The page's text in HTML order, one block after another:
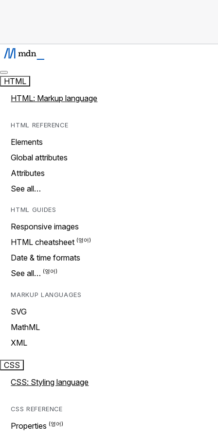
HTML
HTML: Markup language
HTML REFERENCE
Elements
Global attributes
Attributes
See all…
HTML GUIDES
Responsive images
HTML cheatsheet
Date & time formats
See all…
MARKUP LANGUAGES
SVG
MathML
XML
CSS
CSS: Styling language
CSS REFERENCE
Properties